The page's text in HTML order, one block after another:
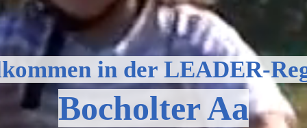
in der LEADER-
Bocholter Aa